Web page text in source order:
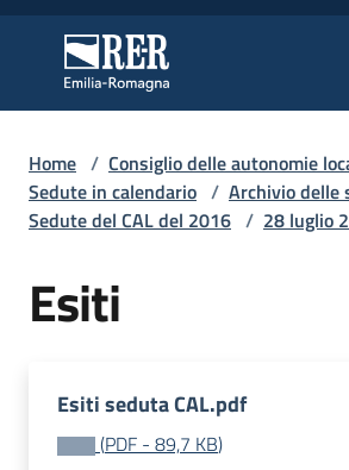
Regione Emilia-Romagna
Regione Emilia-Romagna
Regione
Novità
Leggi
Home / Consiglio delle autonomie
Sedute in calendario / Archivio delle
Sedute del CAL del 2016 / 28 luglio
Esiti
Esiti seduta CAL.pdf
(PDF - 89,7 KB)